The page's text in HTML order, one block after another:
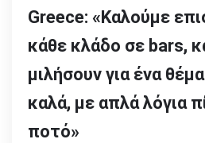
Greece: «Καλούμε
κάθε κλάδο σε bars,
μιλήσουν για ένα
καλά, με απλά λόγια
ποτό»